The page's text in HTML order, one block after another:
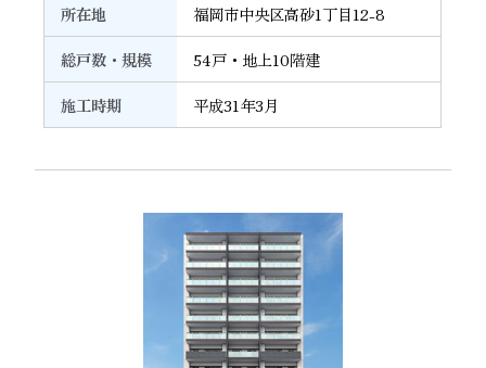
所在地
福岡市中央区高砂1丁目12-8
総戸数・規模
54戸・地上10階建
施工時期
平成31年3月